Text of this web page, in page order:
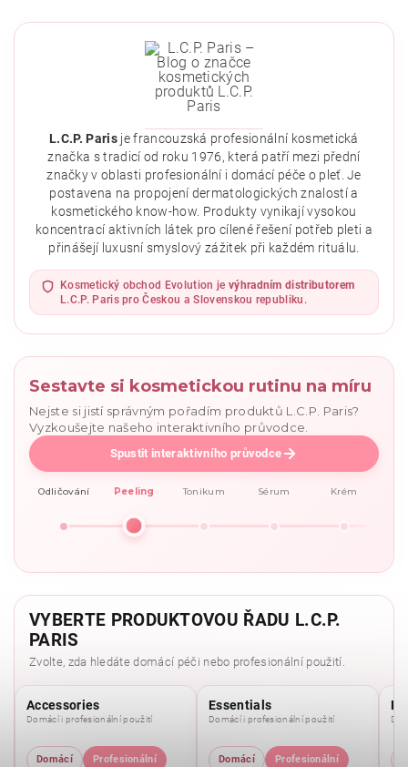
Vložením hodnocení souhlasíte se
zásadami ochrany
osobních údajů.
L.C.P. Paris je francouzská profesionální kosmetická
značka s tradicí od roku 1976, která patří mezi přední
značky v oblasti profesionální i domácí péče o pleť. Je
postavena na propojení dermatologických znalostí a
kosmetického know-how. Produkty vynikají vysokou
koncentrací aktivních látek pro cílené řešení potřeb pleti a
přinášejí luxusní smyslový zážitek při každém rituálu.
Kosmetický obchod Evolution je výhradním distributorem
L.C.P. Paris pro Českou a Slovenskou republiku.
Sestavte si kosmetickou rutinu na míru
Nejste si jistí správným pořadím produktů L.C.P. Paris?
Vyzkoušejte našeho interaktivního průvodce.
Spustit interaktivního průvodce
Odličování Peeling Tonikum Sérum Krém
VYBERTE PRODUKTOVOU ŘADU L.C.P.
PARIS
Zvolte, zda hledáte domácí péči nebo profesionální použití.
Accessories
Domácí i profesionální použití
Domácí Profesionální
Essentials
Domácí i profesionální použití
Domácí Profesionální